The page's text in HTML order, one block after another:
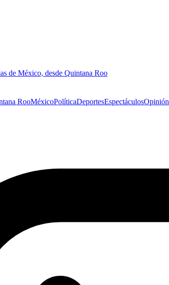
de México, desde Quintana Roo
RooMéxicoPolíticaDeportesEspectáculosOpinión